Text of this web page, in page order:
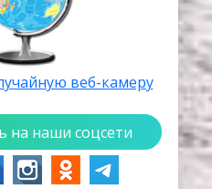
веб-камеру
на наши соцсети